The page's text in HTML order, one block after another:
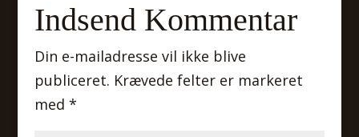
Indsend Kommentar
Din e-mailadresse vil ikke blive
publiceret. Krævede felter er markeret
med *